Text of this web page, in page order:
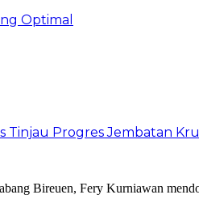
Optimal
Progres Jembatan